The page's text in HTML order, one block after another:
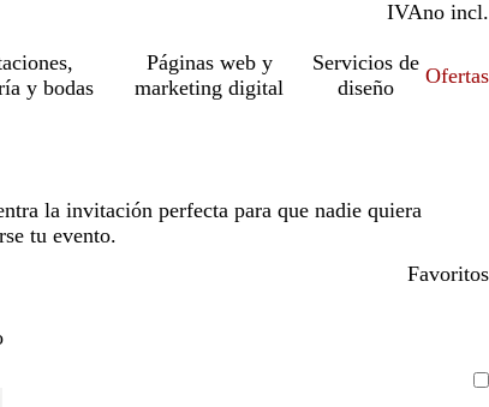
IVAincl.
no incl.
y bodas
Páginas web y
marketing digital
Servicios de
diseño
Ofertas
la invitación perfecta para que nadie quiera
tu evento.
Favoritos